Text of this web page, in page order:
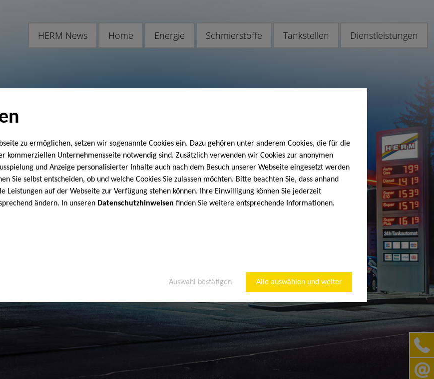
zu ermöglichen, setzen wir sogenannte Cookies ein. Dazu gehören unter anderem Cookies, die für die
kommerziellen Unternehmensseite notwendig sind. Zusätzlich verwenden wir Cookies zur anonymen
und Anzeige personalisierter Inhalte auch nach dem Besuch unserer Webseite eingesetzt werden
Sie selbst entscheiden, ob und welche Cookies Sie zulassen möchten. Bitte beachten Sie, dass anhand
Leistungen auf der Webseite zur Verfügung stehen können. Ihre Einwilligung können Sie jederzeit
ändern. In unseren Datenschutzhinweisen finden Sie weitere entsprechende Informationen.
Auswahl bestätigen Alle auswählen und weiter
HERM News Home Energie Schmierstoffe Tankstellen Dienstleistungen